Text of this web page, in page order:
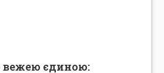
вежею єдиною: